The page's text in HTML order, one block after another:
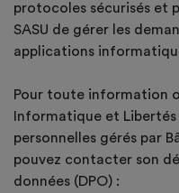
protocoles sécurisés et
SASU de gérer les
applications
Pour toute information
Informatique et
personnelles gérés par
pouvez contacter son
données (DPO) :